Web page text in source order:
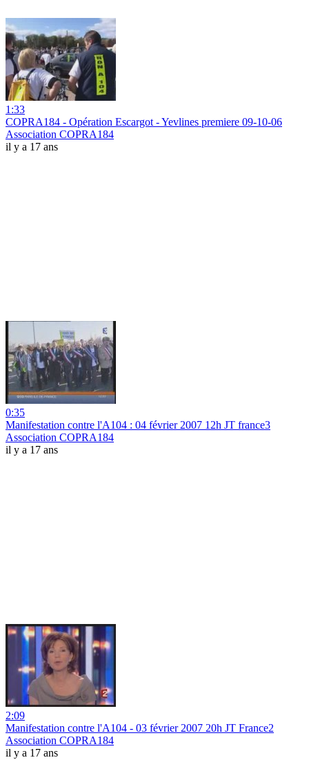
1:33
COPRA184 - Opération Escargot - Yevlines premiere 09-10-06
Association COPRA184
il y a 17 ans
0:35
Manifestation contre l'A104 : 04 février 2007 12h JT france3
Association COPRA184
il y a 17 ans
2:09
Manifestation contre l'A104 - 03 février 2007 20h JT France2
Association COPRA184
il y a 17 ans